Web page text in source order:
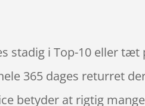
stadig i Top-10 eller
365 dages returret
betyder at rigtig